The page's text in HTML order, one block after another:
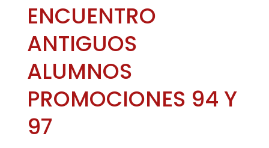
ENCUENTRO
ANTIGUOS
ALUMNOS
PROMOCIONES 94 Y
97